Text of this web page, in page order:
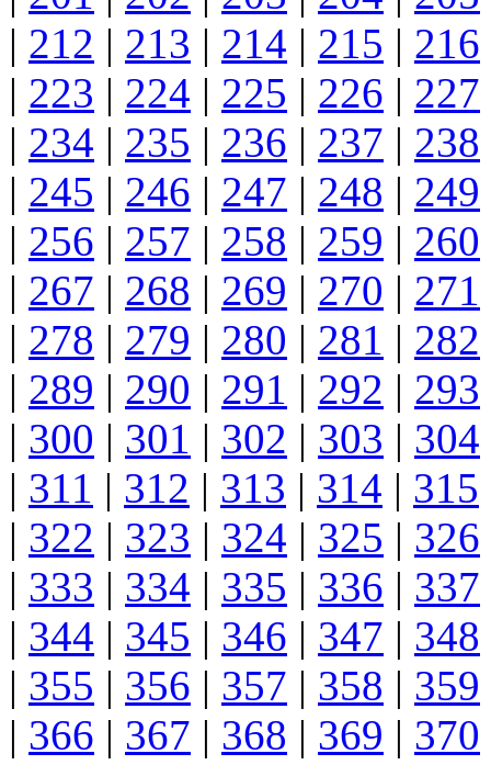
| 212 | 213 | 214 | 215 | 216
| 223 | 224 | 225 | 226 | 227
| 234 | 235 | 236 | 237 | 238
| 245 | 246 | 247 | 248 | 249
| 256 | 257 | 258 | 259 | 260
| 267 | 268 | 269 | 270 | 271
| 278 | 279 | 280 | 281 | 282
| 289 | 290 | 291 | 292 | 293
| 300 | 301 | 302 | 303 | 304
| 311 | 312 | 313 | 314 | 315
| 322 | 323 | 324 | 325 | 326
| 333 | 334 | 335 | 336 | 337
| 344 | 345 | 346 | 347 | 348
| 355 | 356 | 357 | 358 | 359
| 366 | 367 | 368 | 369 | 370